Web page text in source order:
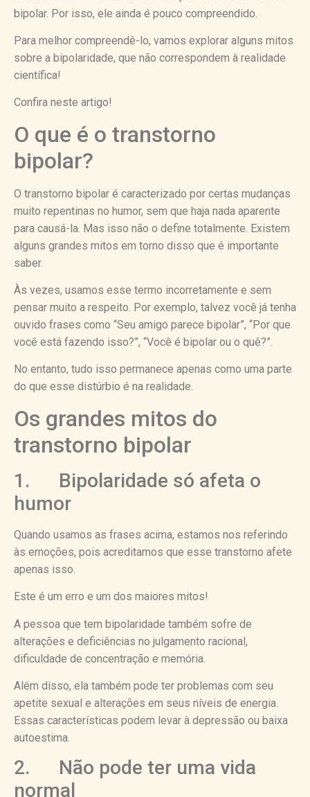
bipolar. Por isso, ele ainda é pouco compreendido.
Para melhor compreendê-lo, vamos explorar alguns mitos
sobre a bipolaridade, que não correspondem à realidade
científica!
Confira neste artigo!
O que é o transtorno
bipolar?
O transtorno bipolar é caracterizado por certas mudanças
muito repentinas no humor, sem que haja nada aparente
para causá-la. Mas isso não o define totalmente. Existem
alguns grandes mitos em torno disso que é importante
saber.
Às vezes, usamos esse termo incorretamente e sem
pensar muito a respeito. Por exemplo, talvez você já tenha
ouvido frases como “Seu amigo parece bipolar”, “Por que
você está fazendo isso?”, “Você é bipolar ou o quê?”.
No entanto, tudo isso permanece apenas como uma parte
do que esse distúrbio é na realidade.
Os grandes mitos do
transtorno bipolar
1. Bipolaridade só afeta o
humor
Quando usamos as frases acima, estamos nos referindo
às emoções, pois acreditamos que esse transtorno afete
apenas isso.
Este é um erro e um dos maiores mitos!
A pessoa que tem bipolaridade também sofre de
alterações e deficiências no julgamento racional,
dificuldade de concentração e memória.
Além disso, ela também pode ter problemas com seu
apetite sexual e alterações em seus níveis de energia.
Essas características podem levar à depressão ou baixa
autoestima.
2. Não pode ter uma vida
normal